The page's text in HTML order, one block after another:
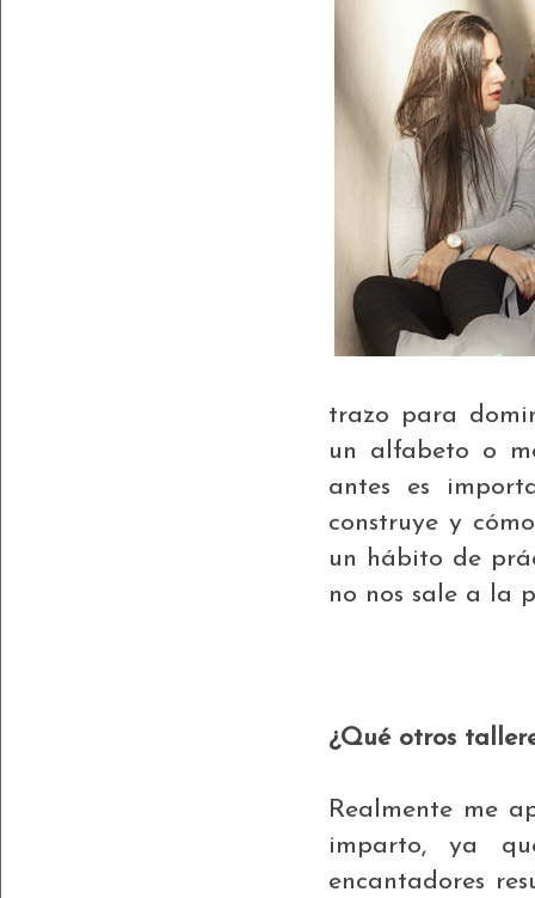
trazo para
un alfabeto o
antes es
construye y
un hábito de
no nos sale a la
¿Qué otros
Realmente me
imparto, ya
encantadores